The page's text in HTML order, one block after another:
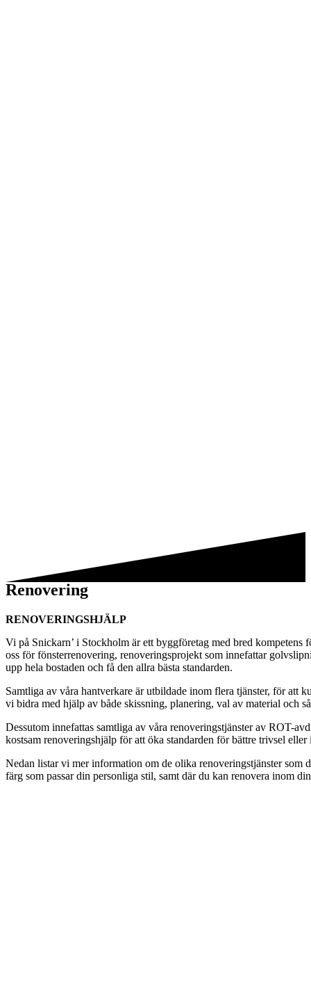
Renovering
RENOVERINGSHJÄLP
Vi på Snickarn’ i Stockholm är ett byggföretag med bred
oss för fönsterrenovering, renoveringsprojekt som innefattar
upp hela bostaden och få den allra bästa standarden.
Samtliga av våra hantverkare är utbildade inom flera tjänster, för att
vi bidra med hjälp av både skissning, planering, val av material och
Dessutom innefattas samtliga av våra renoveringstjänster av ROT-
kostsam renoveringshjälp för att öka standarden för bättre trivsel
Nedan listar vi mer information om de olika renoveringstjänster som
färg som passar din personliga stil, samt där du kan renovera inom